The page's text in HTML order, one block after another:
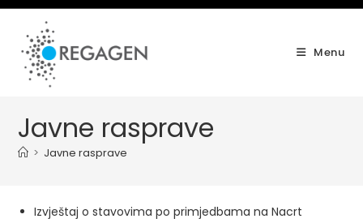
Skip
content
Menu
Javne rasprave
> Javne rasprave
Izvještaj o stavovima po primjedbama na Nacrt